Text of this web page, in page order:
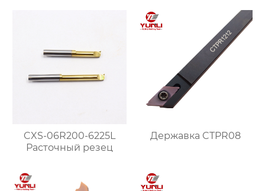
CXS-06R200-6225L
Расточный резец
Державка CTPR08